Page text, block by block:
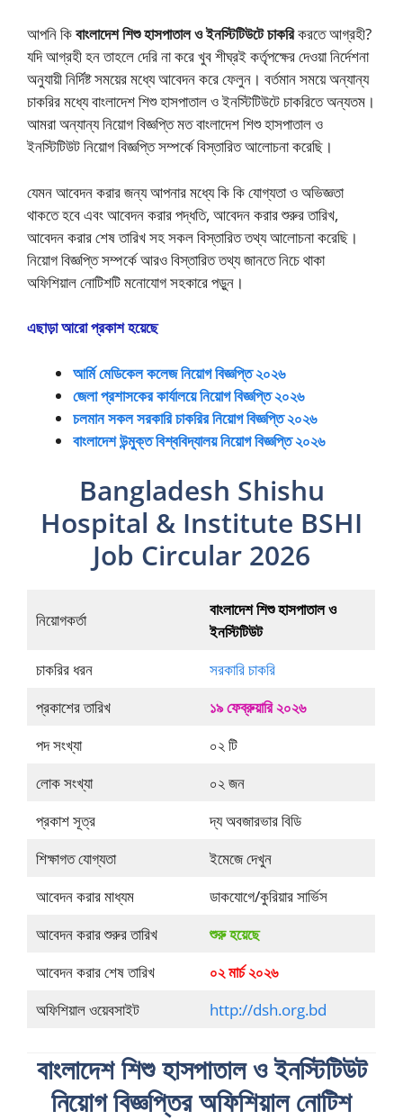
আপনি কিবাংলাদেশ শিশু হাসপাতাল ও ইনস্টিটিউটে চাকরিকরতে আগ্রহী?
যদি আগ্রহী হন তাহলে দেরি না করে খুব শীঘ্রই কর্তৃপক্ষের দেওয়া নির্দেশনা
অনুযায়ী নির্দিষ্ট সময়ের মধ্যে আবেদন করে ফেলুন। বর্তমান সময়ে অন্যান্য
চাকরির মধ্যে বাংলাদেশ শিশু হাসপাতাল ও ইনস্টিটিউটে চাকরিতে অন্যতম।
আমরা অন্যান্য নিয়োগ বিজ্ঞপ্তি মত বাংলাদেশ শিশু হাসপাতাল ও
ইনস্টিটিউট নিয়োগ বিজ্ঞপ্তি সম্পর্কে বিস্তারিত আলোচনা করেছি।
যেমন আবেদন করার জন্য আপনার মধ্যে কি কি যোগ্যতা ও অভিজ্ঞতা
থাকতে হবে এবং আবেদন করার পদ্ধতি, আবেদন করার শুরুর তারিখ,
আবেদন করার শেষ তারিখ সহ সকল বিস্তারিত তথ্য আলোচনা করেছি।
নিয়োগ বিজ্ঞপ্তি সম্পর্কে আরও বিস্তারিত তথ্য জানতে নিচে থাকা
অফিশিয়াল নোটিশটি মনোযোগ সহকারে পড়ুন।
এছাড়া আরো প্রকাশ হয়েছে
আর্মি মেডিকেল কলেজ নিয়োগ বিজ্ঞপ্তি ২০২৬
জেলা প্রশাসকের কার্যালয়ে নিয়োগ বিজ্ঞপ্তি ২০২৬
চলমান সকল সরকারি চাকরির নিয়োগ বিজ্ঞপ্তি ২০২৬
বাংলাদেশ উন্মুক্ত বিশ্ববিদ্যালয় নিয়োগ বিজ্ঞপ্তি ২০২৬
Bangladesh Shishu
Hospital & Institute BSHI
Job Circular 2026
নিয়োগকর্তা
বাংলাদেশ শিশু হাসপাতাল ও
ইনস্টিটিউট
চাকরির ধরন
সরকারি চাকরি
প্রকাশের তারিখ
১৯ ফেব্রুয়ারি ২০২৬
পদ সংখ্যা
০২ টি
লোক সংখ্যা
০২ জন
প্রকাশ সূত্র
দ্য অবজারভার বিডি
শিক্ষাগত যোগ্যতা
ইমেজে দেখুন
আবেদন করার মাধ্যম
ডাকযোগে/কুরিয়ার সার্ভিস
আবেদন করার শুরুর তারিখ
শুরু হয়েছে
আবেদন করার শেষ তারিখ
০২ মার্চ ২০২৬
অফিশিয়াল ওয়েবসাইট
http://dsh.org.bd
বাংলাদেশ শিশু হাসপাতাল ও ইনস্টিটিউট
নিয়োগ বিজ্ঞপ্তির অফিশিয়াল নোটিশ